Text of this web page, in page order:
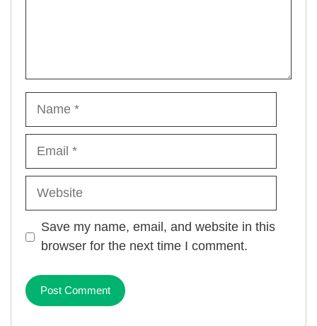
Website
Save my name, email, and website in this
browser for the next time I comment.